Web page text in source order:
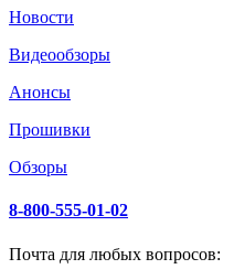
Новости
Видеообзоры
Анонсы
Прошивки
Обзоры
8-800-555-01-02
Почта для любых вопросов: